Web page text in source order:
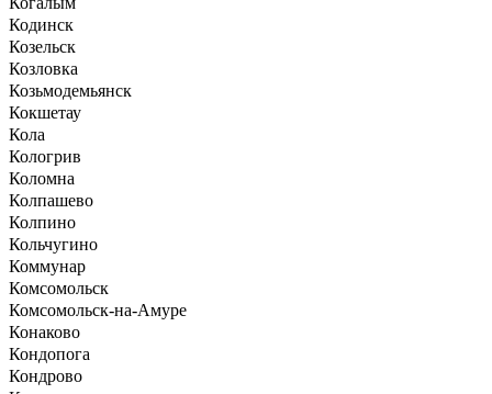
Кодинск
Козельск
Козловка
Козьмодемьянск
Кокшетау
Кола
Кологрив
Коломна
Колпашево
Колпино
Кольчугино
Коммунар
Комсомольск
Комсомольск-на-Амуре
Конаково
Кондопога
Кондрово